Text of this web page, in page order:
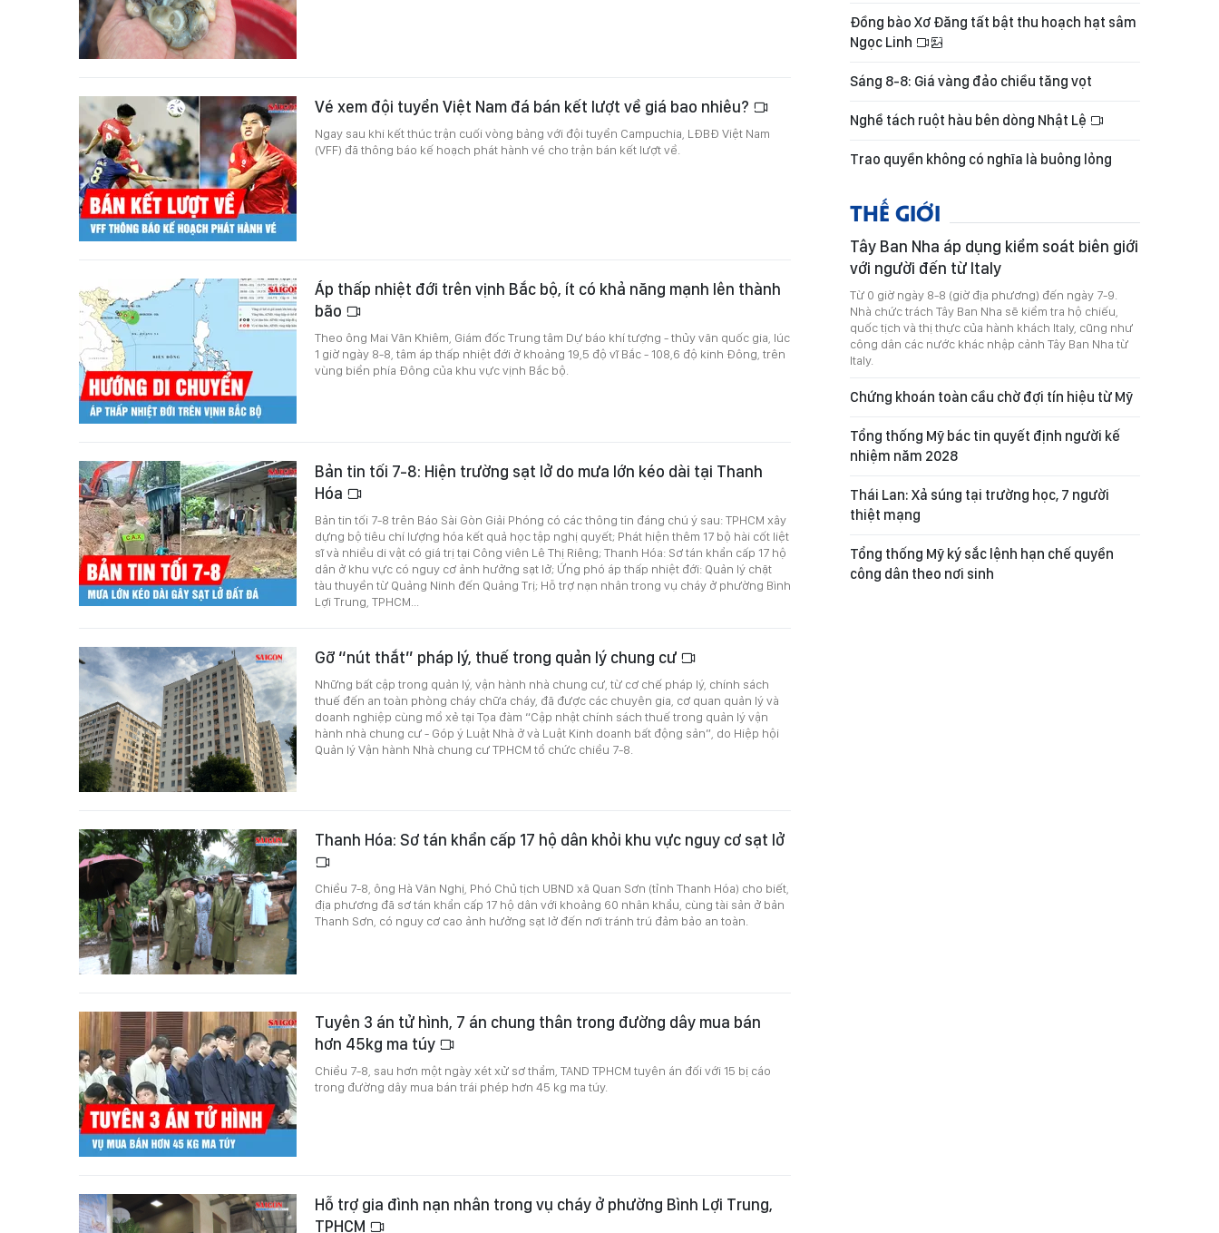
Vé xem đội tuyển Việt Nam đá bán kết lượt về giá bao nhiêu?
Ngay sau khi kết thúc trận cuối vòng bảng với đội tuyển Campuchia, LĐBĐ Việt Nam
(VFF) đã thông báo kế hoạch phát hành vé cho trận bán kết lượt về.
Áp thấp nhiệt đới trên vịnh Bắc bộ, ít có khả năng mạnh lên thành
bão
Theo ông Mai Văn Khiêm, Giám đốc Trung tâm Dự báo khí tượng - thủy văn quốc gia, lúc
1 giờ ngày 8-8, tâm áp thấp nhiệt đới ở khoảng 19,5 độ vĩ Bắc - 108,6 độ kinh Đông, trên
vùng biển phía Đông của khu vực vịnh Bắc bộ.
Bản tin tối 7-8: Hiện trường sạt lở do mưa lớn kéo dài tại Thanh
Hóa
Bản tin tối 7-8 trên Báo Sài Gòn Giải Phóng có các thông tin đáng chú ý sau: TPHCM xây
dựng bộ tiêu chí lượng hóa kết quả học tập nghị quyết; Phát hiện thêm 17 bộ hài cốt liệt
sĩ và nhiều di vật có giá trị tại Công viên Lê Thị Riêng; Thanh Hóa: Sơ tán khẩn cấp 17 hộ
dân ở khu vực có nguy cơ ảnh hưởng sạt lở; Ứng phó áp thấp nhiệt đới: Quản lý chặt
tàu thuyền từ Quảng Ninh đến Quảng Trị; Hỗ trợ nạn nhân trong vụ cháy ở phường Bình
Lợi Trung, TPHCM...
Gỡ “nút thắt” pháp lý, thuế trong quản lý chung cư
Những bất cập trong quản lý, vận hành nhà chung cư, từ cơ chế pháp lý, chính sách
thuế đến an toàn phòng cháy chữa cháy, đã được các chuyên gia, cơ quan quản lý và
doanh nghiệp cùng mổ xẻ tại Tọa đàm “Cập nhật chính sách thuế trong quản lý vận
hành nhà chung cư - Góp ý Luật Nhà ở và Luật Kinh doanh bất động sản”, do Hiệp hội
Quản lý Vận hành Nhà chung cư TPHCM tổ chức chiều 7-8.
Thanh Hóa: Sơ tán khẩn cấp 17 hộ dân khỏi khu vực nguy cơ sạt lở
Chiều 7-8, ông Hà Văn Nghị, Phó Chủ tịch UBND xã Quan Sơn (tỉnh Thanh Hóa) cho biết,
địa phương đã sơ tán khẩn cấp 17 hộ dân với khoảng 60 nhân khẩu, cùng tài sản ở bản
Thanh Sơn, có nguy cơ cao ảnh hưởng sạt lở đến nơi tránh trú đảm bảo an toàn.
Tuyên 3 án tử hình, 7 án chung thân trong đường dây mua bán
hơn 45kg ma túy
Chiều 7-8, sau hơn một ngày xét xử sơ thẩm, TAND TPHCM tuyên án đối với 15 bị cáo
trong đường dây mua bán trái phép hơn 45 kg ma túy.
Hỗ trợ gia đình nạn nhân trong vụ cháy ở phường Bình Lợi Trung,
TPHCM
Đồng bào Xơ Đăng tất bật thu hoạch hạt sâm
Ngọc Linh
Sáng 8-8: Giá vàng đảo chiều tăng vọt
Nghề tách ruột hàu bên dòng Nhật Lệ
Trao quyền không có nghĩa là buông lỏng
THẾ GIỚI
Tây Ban Nha áp dụng kiểm soát biên giới
với người đến từ Italy
Từ 0 giờ ngày 8-8 (giờ địa phương) đến ngày 7-9.
Nhà chức trách Tây Ban Nha sẽ kiểm tra hộ chiếu,
quốc tịch và thị thực của hành khách Italy, cũng như
công dân các nước khác nhập cảnh Tây Ban Nha từ
Italy.
Chứng khoán toàn cầu chờ đợi tín hiệu từ Mỹ
Tổng thống Mỹ bác tin quyết định người kế
nhiệm năm 2028
Thái Lan: Xả súng tại trường học, 7 người
thiệt mạng
Tổng thống Mỹ ký sắc lệnh hạn chế quyền
công dân theo nơi sinh